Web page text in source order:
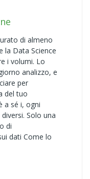
di almeno
la Data Science
i volumi. Lo
analizzo, e
per
del tuo
a sé i, ogni
Solo una
di
dati Come lo